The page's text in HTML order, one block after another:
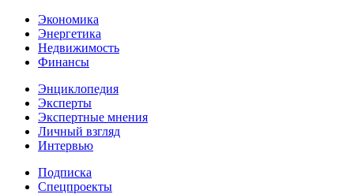
Экономика
Энергетика
Недвижимость
Финансы
Энциклопедия
Эксперты
Экспертные мнения
Личный взгляд
Интервью
Подписка
Спецпроекты